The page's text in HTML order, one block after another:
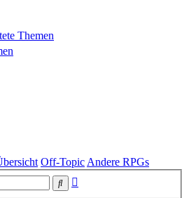
Themen
Off-Topic Andere RPGs
Suche